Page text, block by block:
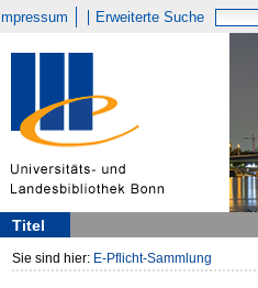
Impressum Erweiterte Suche
Titel
Sie sind hier: E-Pflicht-Sammlung